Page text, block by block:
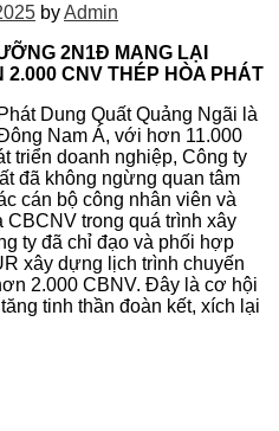
byAdmin
2N1Đ MANG LẠI
2.000 CNV THÉP HÒA PHÁT
Dung Quất Quảng Ngãi là
Nam Á, với hơn 11.000
triển doanh nghiệp, Công ty
đã không ngừng quan tâm
cán bộ công nhân viên và
trong quá trình xây
ty đã chỉ đạo và phối hợp
xây dựng lịch trình chuyến
2.000 CBNV. Đây là cơ hội
tinh thần đoàn kết, xích lại